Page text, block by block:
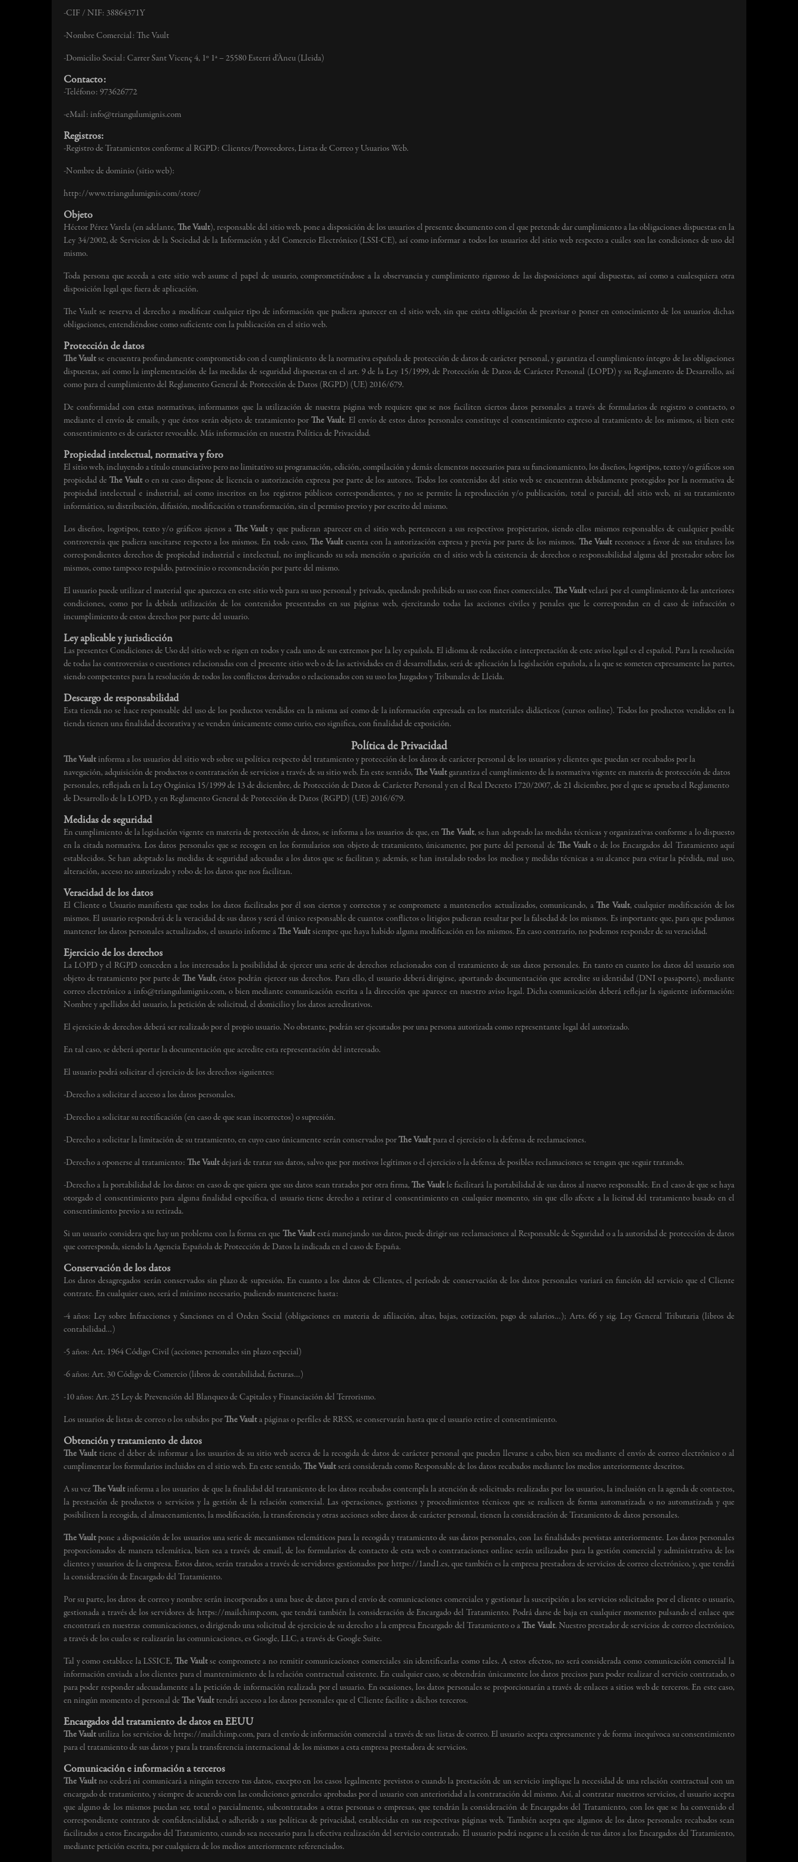
-CIF / NIF: 38864371Y
-Nombre Comercial: The Vault
-Domicilio Social: Carrer Sant Vicenç 4, 1º 1ª – 25580 Esterri d’Àneu (Lleida)
Contacto:
-Teléfono: 973626772
-eMail: info@triangulumignis.com
Registros:
-Registro de Tratamientos conforme al RGPD: Clientes/Proveedores, Listas de Correo y Usuarios Web.
-Nombre de dominio (sitio web):
http://www.triangulumignis.com/store/
Objeto
Héctor Pérez Varela (en adelante, The Vault), responsable del sitio web, pone a disposición de los usuarios el presente documento con el que pretende dar cumplimiento a las obligaciones dispuestas en la
Ley 34/2002, de Servicios de la Sociedad de la Información y del Comercio Electrónico (LSSI-CE), así como informar a todos los usuarios del sitio web respecto a cuáles son las condiciones de uso del
mismo.
Toda persona que acceda a este sitio web asume el papel de usuario, comprometiéndose a la observancia y cumplimiento riguroso de las disposiciones aquí dispuestas, así como a cualesquiera otra
disposición legal que fuera de aplicación.
The Vault se reserva el derecho a modificar cualquier tipo de información que pudiera aparecer en el sitio web, sin que exista obligación de preavisar o poner en conocimiento de los usuarios dichas
obligaciones, entendiéndose como suficiente con la publicación en el sitio web.
Protección de datos
The Vault se encuentra profundamente comprometido con el cumplimiento de la normativa española de protección de datos de carácter personal, y garantiza el cumplimiento íntegro de las obligaciones
dispuestas, así como la implementación de las medidas de seguridad dispuestas en el art. 9 de la Ley 15/1999, de Protección de Datos de Carácter Personal (LOPD) y su Reglamento de Desarrollo, así
como para el cumplimiento del Reglamento General de Protección de Datos (RGPD) (UE) 2016/679.
De conformidad con estas normativas, informamos que la utilización de nuestra página web requiere que se nos faciliten ciertos datos personales a través de formularios de registro o contacto, o
mediante el envío de emails, y que éstos serán objeto de tratamiento porThe Vault. El envío de estos datos personales constituye el consentimiento expreso al tratamiento de los mismos, si bien este
consentimiento es de carácter revocable. Más información en nuestra Política de Privacidad.
Propiedad intelectual, normativa y foro
El sitio web, incluyendo a título enunciativo pero no limitativo su programación, edición, compilación y demás elementos necesarios para su funcionamiento, los diseños, logotipos, texto y/o gráficos son
propiedad de The Vaulto en su caso dispone de licencia o autorización expresa por parte de los autores. Todos los contenidos del sitio web se encuentran debidamente protegidos por la normativa de
propiedad intelectual e industrial, así como inscritos en los registros públicos correspondientes, y no se permite la reproducción y/o publicación, total o parcial, del sitio web, ni su tratamiento
informático, su distribución, difusión, modificación o transformación, sin el permiso previo y por escrito del mismo.
Los diseños, logotipos, texto y/o gráficos ajenos a The Vault y que pudieran aparecer en el sitio web, pertenecen a sus respectivos propietarios, siendo ellos mismos responsables de cualquier posible
controversia que pudiera suscitarse respecto a los mismos. En todo caso, The Vaultcuenta con la autorización expresa y previa por parte de los mismos. The Vaultreconoce a favor de sus titulares los
correspondientes derechos de propiedad industrial e intelectual, no implicando su sola mención o aparición en el sitio web la existencia de derechos o responsabilidad alguna del prestador sobre los
mismos, como tampoco respaldo, patrocinio o recomendación por parte del mismo.
El usuario puede utilizar el material que aparezca en este sitio web para su uso personal y privado, quedando prohibido su uso con fines comerciales.The Vault velará por el cumplimiento de las anteriores
condiciones, como por la debida utilización de los contenidos presentados en sus páginas web, ejercitando todas las acciones civiles y penales que le correspondan en el caso de infracción o
incumplimiento de estos derechos por parte del usuario.
Ley aplicable y jurisdicción
Las presentes Condiciones de Uso del sitio web se rigen en todos y cada uno de sus extremos por la ley española. El idioma de redacción e interpretación de este aviso legal es el español. Para la resolución
de todas las controversias o cuestiones relacionadas con el presente sitio web o de las actividades en él desarrolladas, será de aplicación la legislación española, a la que se someten expresamente las partes,
siendo competentes para la resolución de todos los conflictos derivados o relacionados con su uso los Juzgados y Tribunales de Lleida.
Descargo de responsabilidad
Esta tienda no se hace responsable del uso de los porductos vendidos en la misma así como de la información expresada en los materiales didácticos (cursos online). Todos los productos vendidos en la
tienda tienen una finalidad decorativa y se venden únicamente como curio, eso significa, con finalidad de exposición.
Política de Privacidad
The Vault informa a los usuarios del sitio web sobre su política respecto del tratamiento y protección de los datos de carácter personal de los usuarios y clientes que puedan ser recabados por la
navegación, adquisición de productos o contratación de servicios a través de su sitio web. En este sentido, The Vault garantiza el cumplimiento de la normativa vigente en materia de protección de datos
personales, reflejada en la Ley Orgánica 15/1999 de 13 de diciembre, de Protección de Datos de Carácter Personal y en el Real Decreto 1720/2007, de 21 diciembre, por el que se aprueba el Reglamento
de Desarrollo de la LOPD, y en Reglamento General de Protección de Datos (RGPD) (UE) 2016/679.
Medidas de seguridad
En cumplimiento de la legislación vigente en materia de protección de datos, se informa a los usuarios de que, enThe Vault, se han adoptado las medidas técnicas y organizativas conforme a lo dispuesto
en la citada normativa. Los datos personales que se recogen en los formularios son objeto de tratamiento, únicamente, por parte del personal de The Vault o de los Encargados del Tratamiento aquí
establecidos. Se han adoptado las medidas de seguridad adecuadas a los datos que se facilitan y, además, se han instalado todos los medios y medidas técnicas a su alcance para evitar la pérdida, mal uso,
alteración, acceso no autorizado y robo de los datos que nos facilitan.
Veracidad de los datos
El Cliente o Usuario manifiesta que todos los datos facilitados por él son ciertos y correctos y se compromete a mantenerlos actualizados, comunicando, aThe Vault, cualquier modificación de los
mismos. El usuario responderá de la veracidad de sus datos y será el único responsable de cuantos conflictos o litigios pudieran resultar por la falsedad de los mismos. Es importante que, para que podamos
mantener los datos personales actualizados, el usuario informe a The Vault siempre que haya habido alguna modificación en los mismos. En caso contrario, no podemos responder de su veracidad.
Ejercicio de los derechos
La LOPD y el RGPD conceden a los interesados la posibilidad de ejercer una serie de derechos relacionados con el tratamiento de sus datos personales. En tanto en cuanto los datos del usuario son
objeto de tratamiento por parte deThe Vault, éstos podrán ejercer sus derechos. Para ello, el usuario deberá dirigirse, aportando documentación que acredite su identidad (DNI o pasaporte), mediante
correo electrónico a info@triangulumignis.com, o bien mediante comunicación escrita a la dirección que aparece en nuestro aviso legal. Dicha comunicación deberá reflejar la siguiente información:
Nombre y apellidos del usuario, la petición de solicitud, el domicilio y los datos acreditativos.
El ejercicio de derechos deberá ser realizado por el propio usuario. No obstante, podrán ser ejecutados por una persona autorizada como representante legal del autorizado.
En tal caso, se deberá aportar la documentación que acredite esta representación del interesado.
El usuario podrá solicitar el ejercicio de los derechos siguientes:
-Derecho a solicitar el acceso a los datos personales.
-Derecho a solicitar su rectificación (en caso de que sean incorrectos) o supresión.
-Derecho a solicitar la limitación de su tratamiento, en cuyo caso únicamente serán conservados por The Vault para el ejercicio o la defensa de reclamaciones.
-Derecho a oponerse al tratamiento: The Vault dejará de tratar sus datos, salvo que por motivos legítimos o el ejercicio o la defensa de posibles reclamaciones se tengan que seguir tratando.
-Derecho a la portabilidad de los datos: en caso de que quiera que sus datos sean tratados por otra firma,The Vaultle facilitará la portabilidad de sus datos al nuevo responsable. En el caso de que se haya
otorgado el consentimiento para alguna finalidad específica, el usuario tiene derecho a retirar el consentimiento en cualquier momento, sin que ello afecte a la licitud del tratamiento basado en el
consentimiento previo a su retirada.
Si un usuario considera que hay un problema con la forma en que The Vaultestá manejando sus datos, puede dirigir sus reclamaciones al Responsable de Seguridad o a la autoridad de protección de datos
que corresponda, siendo la Agencia Española de Protección de Datos la indicada en el caso de España.
Conservación de los datos
Los datos desagregados serán conservados sin plazo de supresión. En cuanto a los datos de Clientes, el período de conservación de los datos personales variará en función del servicio que el Cliente
contrate. En cualquier caso, será el mínimo necesario, pudiendo mantenerse hasta:
-4 años: Ley sobre Infracciones y Sanciones en el Orden Social (obligaciones en materia de afiliación, altas, bajas, cotización, pago de salarios…); Arts. 66 y sig. Ley General Tributaria (libros de
contabilidad…)
-5 años: Art. 1964 Código Civil (acciones personales sin plazo especial)
-6 años: Art. 30 Código de Comercio (libros de contabilidad, facturas…)
-10 años: Art. 25 Ley de Prevención del Blanqueo de Capitales y Financiación del Terrorismo.
Los usuarios de listas de correo o los subidos por The Vault a páginas o perfiles de RRSS, se conservarán hasta que el usuario retire el consentimiento.
Obtención y tratamiento de datos
The Vaulttiene el deber de informar a los usuarios de su sitio web acerca de la recogida de datos de carácter personal que pueden llevarse a cabo, bien sea mediante el envío de correo electrónico o al
cumplimentar los formularios incluidos en el sitio web. En este sentido, The Vault será considerada como Responsable de los datos recabados mediante los medios anteriormente descritos.
A su vezThe Vault informa a los usuarios de que la finalidad del tratamiento de los datos recabados contempla la atención de solicitudes realizadas por los usuarios, la inclusión en la agenda de contactos,
la prestación de productos o servicios y la gestión de la relación comercial. Las operaciones, gestiones y procedimientos técnicos que se realicen de forma automatizada o no automatizada y que
posibiliten la recogida, el almacenamiento, la modificación, la transferencia y otras acciones sobre datos de carácter personal, tienen la consideración de Tratamiento de datos personales.
The Vault pone a disposición de los usuarios una serie de mecanismos telemáticos para la recogida y tratamiento de sus datos personales, con las finalidades previstas anteriormente. Los datos personales
proporcionados de manera telemática, bien sea a través de email, de los formularios de contacto de esta web o contrataciones online serán utilizados para la gestión comercial y administrativa de los
clientes y usuarios de la empresa. Estos datos, serán tratados a través de servidores gestionados por https://1and1.es, que también es la empresa prestadora de servicios de correo electrónico, y, que tendrá
la consideración de Encargado del Tratamiento.
Por su parte, los datos de correo y nombre serán incorporados a una base de datos para el envío de comunicaciones comerciales y gestionar la suscripción a los servicios solicitados por el cliente o usuario,
gestionada a través de los servidores de https://mailchimp.com, que tendrá también la consideración de Encargado del Tratamiento. Podrá darse de baja en cualquier momento pulsando el enlace que
encontrará en nuestras comunicaciones, o dirigiendo una solicitud de ejercicio de su derecho a la empresa Encargado del Tratamiento o aThe Vault. Nuestro prestador de servicios de correo electrónico,
a través de los cuales se realizarán las comunicaciones, es Google, LLC, a través de Google Suite.
Tal y como establece la LSSICE, The Vaultse compromete a no remitir comunicaciones comerciales sin identificarlas como tales. A estos efectos, no será considerada como comunicación comercial la
información enviada a los clientes para el mantenimiento de la relación contractual existente. En cualquier caso, se obtendrán únicamente los datos precisos para poder realizar el servicio contratado, o
para poder responder adecuadamente a la petición de información realizada por el usuario. En ocasiones, los datos personales se proporcionarán a través de enlaces a sitios web de terceros. En este caso,
en ningún momento el personal de The Vault tendrá acceso a los datos personales que el Cliente facilite a dichos terceros.
Encargados del tratamiento de datos en EEUU
The Vault utiliza los servicios de https://mailchimp.com, para el envío de información comercial a través de sus listas de correo. El usuario acepta expresamente y de forma inequívoca su consentimiento
para el tratamiento de sus datos y para la transferencia internacional de los mismos a esta empresa prestadora de servicios.
Comunicación e información a terceros
The Vaultno cederá ni comunicará a ningún tercero tus datos, excepto en los casos legalmente previstos o cuando la prestación de un servicio implique la necesidad de una relación contractual con un
encargado de tratamiento, y siempre de acuerdo con las condiciones generales aprobadas por el usuario con anterioridad a la contratación del mismo. Así, al contratar nuestros servicios, el usuario acepta
que alguno de los mismos puedan ser, total o parcialmente, subcontratados a otras personas o empresas, que tendrán la consideración de Encargados del Tratamiento, con los que se ha convenido el
correspondiente contrato de confidencialidad, o adherido a sus políticas de privacidad, establecidas en sus respectivas páginas web. También acepta que algunos de los datos personales recabados sean
facilitados a estos Encargados del Tratamiento, cuando sea necesario para la efectiva realización del servicio contratado. El usuario podrá negarse a la cesión de tus datos a los Encargados del Tratamiento,
mediante petición escrita, por cualquiera de los medios anteriormente referenciados.